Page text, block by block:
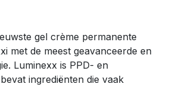
gel crème permanente
met de meest geavanceerde en
Luminexx is PPD- en
ingrediënten die vaak